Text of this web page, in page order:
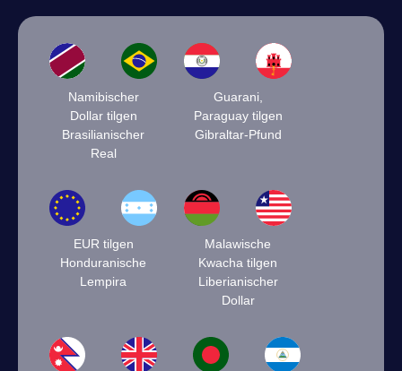
Namibischer
Dollar tilgen
Brasilianischer
Real
Guarani,
Paraguay tilgen
Gibraltar-Pfund
EUR tilgen
Honduranische
Lempira
Malawische
Kwacha tilgen
Liberianischer
Dollar